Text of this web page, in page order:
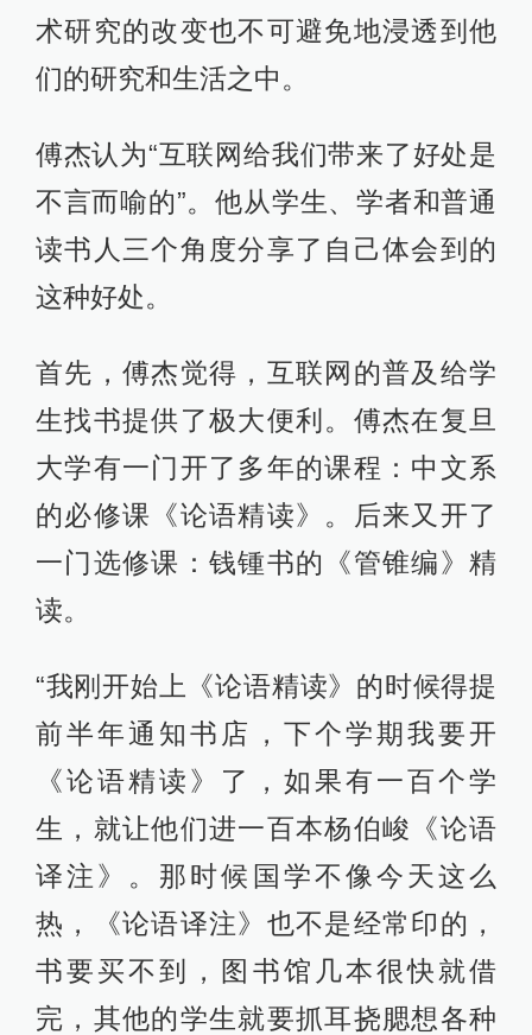
术研究的改变也不可避免地浸透到他
们的研究和生活之中。
傅杰认为“互联网给我们带来了好处是
不言而喻的”。他从学生、学者和普通
读书人三个角度分享了自己体会到的
这种好处。
首先，傅杰觉得，互联网的普及给学
生找书提供了极大便利。傅杰在复旦
大学有一门开了多年的课程：中文系
的必修课《论语精读》。后来又开了
一门选修课：钱锺书的《管锥编》精
读。
“我刚开始上《论语精读》的时候得提
前半年通知书店，下个学期我要开
《论语精读》了，如果有一百个学
生，就让他们进一百本杨伯峻《论语
译注》。那时候国学不像今天这么
热，《论语译注》也不是经常印的，
书要买不到，图书馆几本很快就借
完，其他的学生就要抓耳挠腮想各种